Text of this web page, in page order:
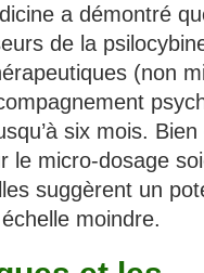
a démontré
de la
(non
six mois.
le micro-dosage
suggèrent un
moindre.